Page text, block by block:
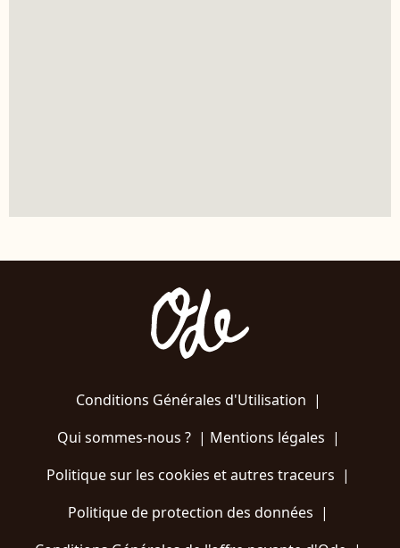
Conditions Générales d'Utilisation |
Qui sommes-nous ?| Mentions légales |
Politique sur les cookies et autres traceurs |
Politique de protection des données |